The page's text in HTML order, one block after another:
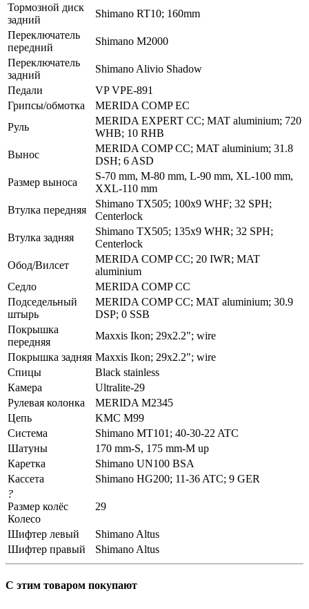
Тормозной диск
задний
Shimano RT10; 160mm
Переключатель
передний
Shimano M2000
Переключатель
задний
Shimano Alivio Shadow
Педали
VP VPE-891
Грипсы/обмотка
MERIDA COMP EC
Руль
MERIDA EXPERT CC; MAT aluminium; 720
WHB; 10 RHB
Вынос
MERIDA COMP CC; MAT aluminium; 31.8
DSH; 6 ASD
Размер выноса
S-70 mm, M-80 mm, L-90 mm, XL-100 mm,
XXL-110 mm
Втулка передняя
Shimano TX505; 100x9 WHF; 32 SPH;
Centerlock
Втулка задняя
Shimano TX505; 135x9 WHR; 32 SPH;
Centerlock
Обод/Вилсет
MERIDA COMP CC; 20 IWR; MAT
aluminium
Седло
MERIDA COMP CC
Подседельный
штырь
MERIDA COMP CC; MAT aluminium; 30.9
DSP; 0 SSB
Покрышка
передняя
Maxxis Ikon; 29x2.2"; wire
Покрышка задняя Maxxis Ikon; 29x2.2"; wire
Спицы
Black stainless
Камера
Ultralite-29
Рулевая колонка
MERIDA M2345
Цепь
KMC M99
Система
Shimano MT101; 40-30-22 ATC
Шатуны
170 mm-S, 175 mm-M up
Каретка
Shimano UN100 BSA
Кассета
Shimano HG200; 11-36 ATC; 9 GER
?
Размер колёс
Колесо
29
Шифтер левый
Shimano Altus
Шифтер правый
Shimano Altus
С этим товаром покупают